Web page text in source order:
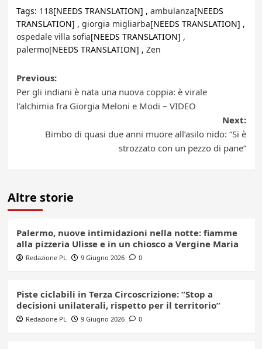
Tags: 118[NEEDS TRANSLATION] , ambulanza[NEEDS
TRANSLATION] , giorgia migliarba[NEEDS TRANSLATION] ,
ospedale villa sofia[NEEDS TRANSLATION] ,
palermo[NEEDS TRANSLATION] , Zen
Post
navigation
Previous:
Per gli indiani è nata una nuova coppia: è virale
l’alchimia fra Giorgia Meloni e Modi – VIDEO
Next:
Bimbo di quasi due anni muore all’asilo nido: “Si è
strozzato con un pezzo di pane”
Altre storie
Palermo, nuove intimidazioni nella notte: fiamme
alla pizzeria Ulisse e in un chiosco a Vergine Maria
Redazione PL 9 Giugno 2026 0
Piste ciclabili in Terza Circoscrizione: “Stop a
decisioni unilaterali, rispetto per il territorio”
Redazione PL 9 Giugno 2026 0